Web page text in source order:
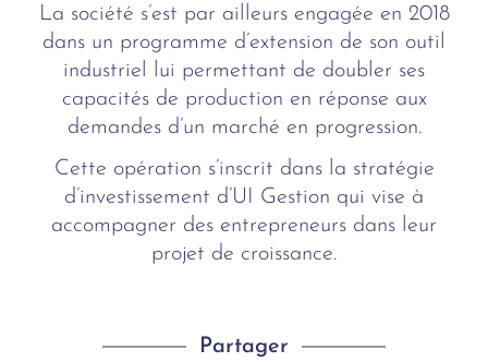
La société s’est par ailleurs engagée en 2018
dans un programme d’extension de son outil
industriel lui permettant de doubler ses
capacités de production en réponse aux
demandes d’un marché en progression.
Cette opération s’inscrit dans la stratégie
d’investissement d’UI Gestion qui vise à
accompagner des entrepreneurs dans leur
projet de croissance.
Partager